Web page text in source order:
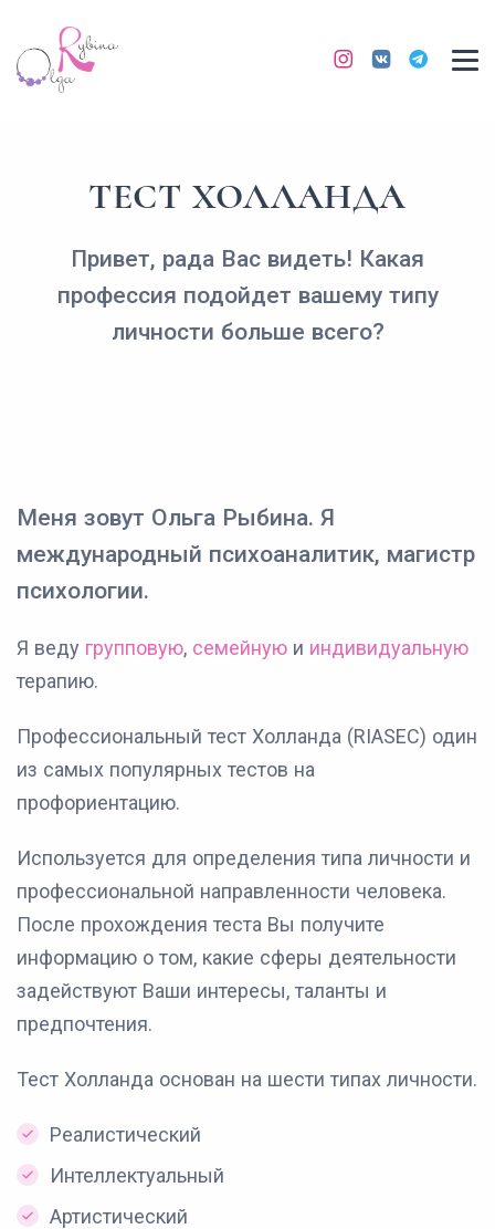
ТЕСТ ХОЛЛАНДА
Привет, рада Вас видеть! Какая
профессия подойдет вашему типу
личности больше всего?
Меня зовут Ольга Рыбина. Я
международный психоаналитик, магистр
психологии.
Я веду групповую, семейную и индивидуальную
терапию.
Профессиональный тест Холланда (RIASEC) один
из самых популярных тестов на
профориентацию.
Используется для определения типа личности и
профессиональной направленности человека.
После прохождения теста Вы получите
информацию о том, какие сферы деятельности
задействуют Ваши интересы, таланты и
предпочтения.
Тест Холланда основан на шести типах личности.
Реалистический
Интеллектуальный
Артистический